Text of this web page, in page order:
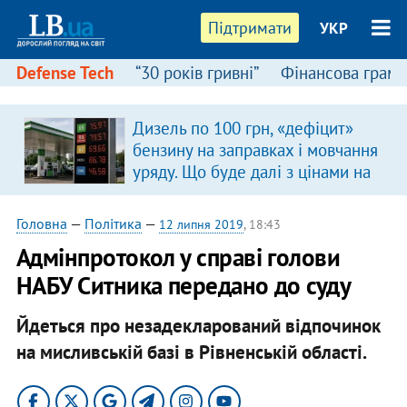
Підтримати УКР
Defense Tech “30 років гривні” Фінансова
Дизель по 100 грн, «дефіцит»
бензину на заправках і мовчання
уряду. Що буде далі з цінами на
пальне?
Головна — Політика — 12 липня 2019, 18:43
Адмінпротокол у справі голови
НАБУ Ситника передано до суду
Йдеться про незадекларований відпочинок
на мисливській базі в Рівненській області.